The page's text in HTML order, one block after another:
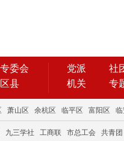
专委会
区县
党派 社
机关
专
萧山区 余杭区 临平区 富阳区 临
九三学社 工商联 市总工会 共青团